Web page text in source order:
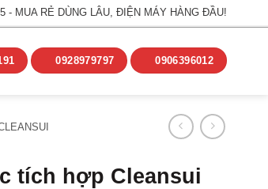
- MUA RẺ DÙNG LÂU, ĐIỆN MÁY HÀNG ĐẦU!
0928979797 0906396012
tích hợp Cleansui